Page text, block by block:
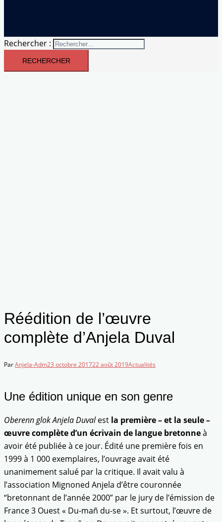
Rechercher :
Réédition de l’œuvre
complète d’Anjela Duval
ParAnjela-Adm23 octobre 201722 août 2019Actualités
Une édition unique en son genre
Oberenn glok Anjela Duvalest la première – et la seule –
œuvre complète d’un écrivain de langue bretonneà
avoir été publiée à ce jour. Édité une première fois en
1999 à 1 000 exemplaires, l’ouvrage avait été
unanimement salué par la critique. Il avait valu à
l’association Mignoned Anjela d’être couronnée
“bretonnant de l’année 2000” par le jury de l’émission de
France 3 Ouest « Du-mañ du-se ». Et surtout, l’œuvre de